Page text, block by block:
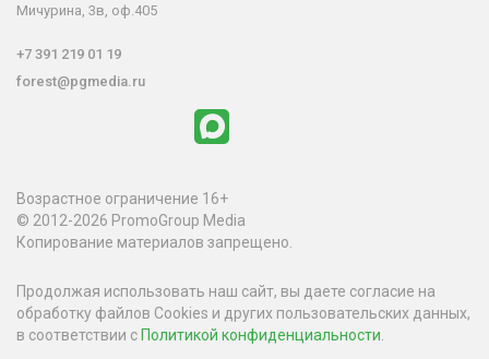
Мичурина, 3в, оф.405
+7 391 219 01 19
forest@pgmedia.ru
Возрастное ограничение 16+
© 2012-2026 PromoGroup Media
Копирование материалов запрещено.
Продолжая использовать наш сайт, вы даете согласие на
обработку файлов Cookies и других пользовательских данных,
в соответствии с Политикой конфиденциальности